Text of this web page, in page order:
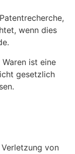
wenn dies
ist eine
gesetzlich
von